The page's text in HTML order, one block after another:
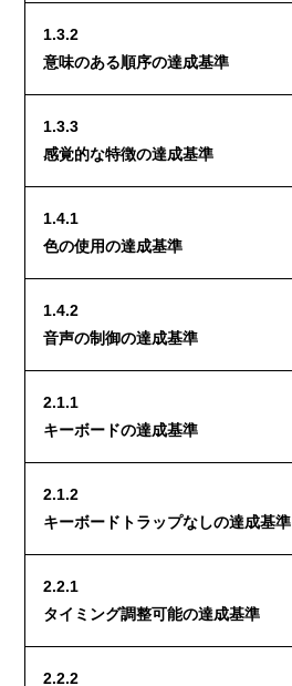
1.3.2
意味のある順序の達成基準
1.3.3
感覚的な特徴の達成基準
1.4.1
色の使用の達成基準
1.4.2
音声の制御の達成基準
2.1.1
キーボードの達成基準
2.1.2
キーボードトラップなしの達成基準
2.2.1
タイミング調整可能の達成基準
2.2.2